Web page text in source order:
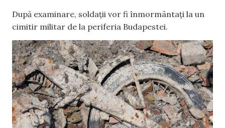
După examinare, soldații vor fi înmormântați la un
cimitir militar de la periferia Budapestei.